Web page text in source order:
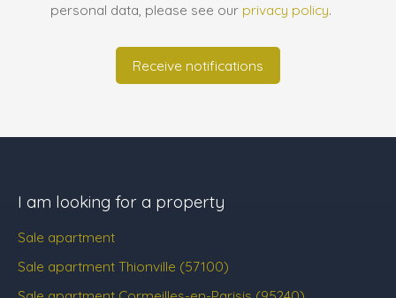
personal data, please see our privacy policy.
Receive notifications
I am looking for a property
Sale apartment
Sale apartment Thionville (57100)